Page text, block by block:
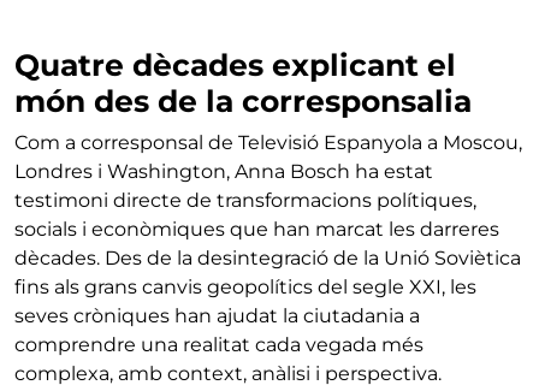
Quatre dècades explicant el
món des de la corresponsalia
Com a corresponsal de Televisió Espanyola a Moscou,
Londres i Washington, Anna Bosch ha estat
testimoni directe de transformacions polítiques,
socials i econòmiques que han marcat les darreres
dècades. Des de la desintegració de la Unió Soviètica
fins als grans canvis geopolítics del segle XXI, les
seves cròniques han ajudat la ciutadania a
comprendre una realitat cada vegada més
complexa, amb context, anàlisi i perspectiva.